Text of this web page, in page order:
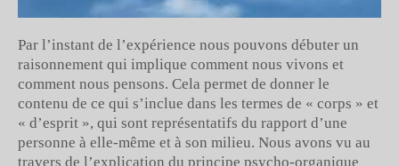
Par l’instant de l’expérience nous pouvons débuter un
raisonnement qui implique comment nous vivons et
comment nous pensons. Cela permet de donner le
contenu de ce qui s’inclue dans les termes de « corps » et
« d’esprit », qui sont représentatifs du rapport d’une
personne à elle-même et à son milieu. Nous avons vu au
travers de l’explication du principe psycho-organique